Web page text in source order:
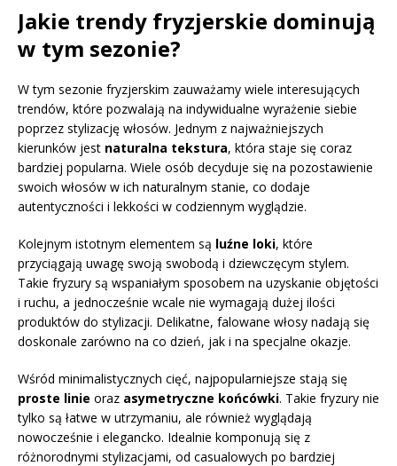
Jakie trendy fryzjerskie dominują
w tym sezonie?
W tym sezonie fryzjerskim zauważamy wiele interesujących
trendów, które pozwalają na indywidualne wyrażenie siebie
poprzez stylizację włosów. Jednym z najważniejszych
kierunków jest naturalna tekstura, która staje się coraz
bardziej popularna. Wiele osób decyduje się na pozostawienie
swoich włosów w ich naturalnym stanie, co dodaje
autentyczności i lekkości w codziennym wyglądzie.
Kolejnym istotnym elementem są luźne loki, które
przyciągają uwagę swoją swobodą i dziewczęcym stylem.
Takie fryzury są wspaniałym sposobem na uzyskanie objętości
i ruchu, a jednocześnie wcale nie wymagają dużej ilości
produktów do stylizacji. Delikatne, falowane włosy nadają się
doskonale zarówno na co dzień, jak i na specjalne okazje.
Wśród minimalistycznych cięć, najpopularniejsze stają się
proste linie oraz asymetryczne końcówki. Takie fryzury nie
tylko są łatwe w utrzymaniu, ale również wyglądają
nowocześnie i elegancko. Idealnie komponują się z
różnorodnymi stylizacjami, od casualowych po bardziej